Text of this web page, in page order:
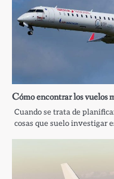
Cómo encontrar los vuelos
Cuando se trata de
cosas que suelo investigar